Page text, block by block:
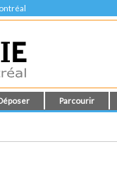
Parcourir